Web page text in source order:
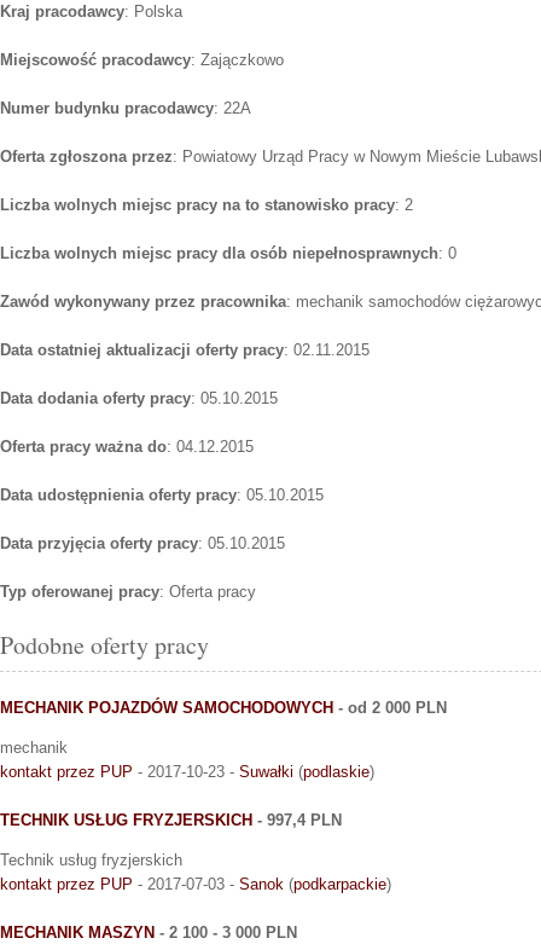
Kraj pracodawcy: Polska
Miejscowość pracodawcy: Zajączkowo
Numer budynku pracodawcy: 22A
Oferta zgłoszona przez: Powiatowy Urząd Pracy w Nowym Mieście
Liczba wolnych miejsc pracy na to stanowisko pracy: 2
Liczba wolnych miejsc pracy dla osób niepełnosprawnych: 0
Zawód wykonywany przez pracownika: mechanik samochodów
Data ostatniej aktualizacji oferty pracy: 02.11.2015
Data dodania oferty pracy: 05.10.2015
Oferta pracy ważna do: 04.12.2015
Data udostępnienia oferty pracy: 05.10.2015
Data przyjęcia oferty pracy: 05.10.2015
Typ oferowanej pracy: Oferta pracy
Podobne oferty pracy
MECHANIK POJAZDÓW SAMOCHODOWYCH - od 2 000 PLN
mechanik
kontakt przez PUP - 2017-10-23 - Suwałki (podlaskie)
TECHNIK USŁUG FRYZJERSKICH - 997,4 PLN
Technik usług fryzjerskich
kontakt przez PUP - 2017-07-03 - Sanok (podkarpackie)
MECHANIK MASZYN - 2 100 - 3 000 PLN